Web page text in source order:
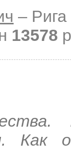
–
13578
Как